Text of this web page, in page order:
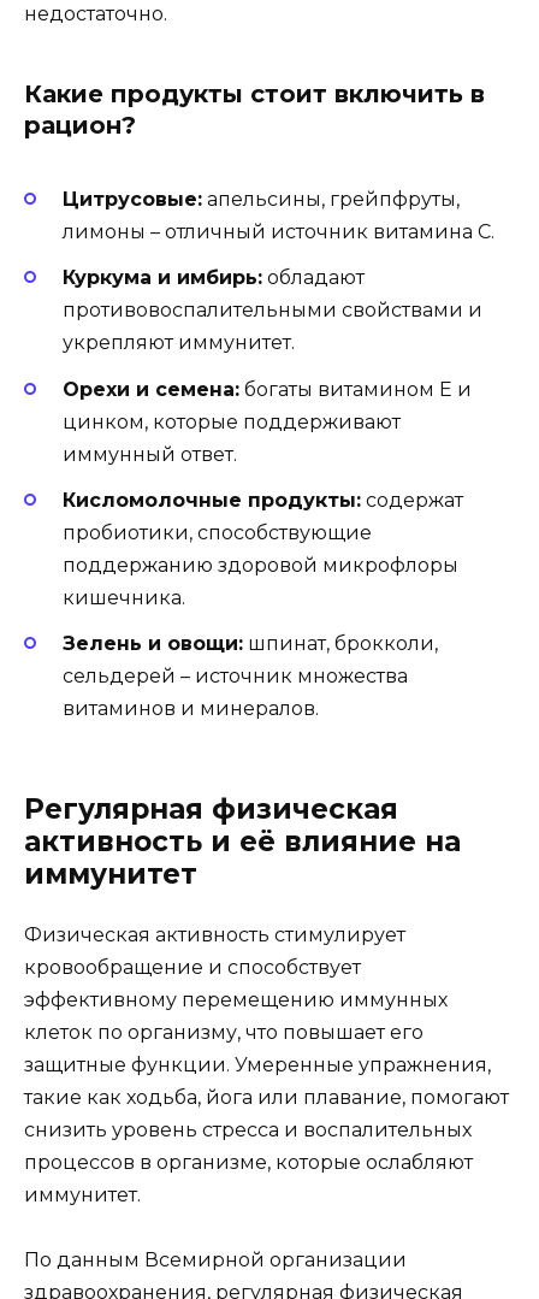
недостаточно.
Какие продукты стоит включить в
рацион?
Цитрусовые: апельсины, грейпфруты,
лимоны – отличный источник витамина С.
Куркума и имбирь: обладают
противовоспалительными свойствами и
укрепляют иммунитет.
Орехи и семена: богаты витамином Е и
цинком, которые поддерживают
иммунный ответ.
Кисломолочные продукты: содержат
пробиотики, способствующие
поддержанию здоровой микрофлоры
кишечника.
Зелень и овощи: шпинат, брокколи,
сельдерей – источник множества
витаминов и минералов.
Регулярная физическая
активность и её влияние на
иммунитет
Физическая активность стимулирует
кровообращение и способствует
эффективному перемещению иммунных
клеток по организму, что повышает его
защитные функции. Умеренные упражнения,
такие как ходьба, йога или плавание, помогают
снизить уровень стресса и воспалительных
процессов в организме, которые ослабляют
иммунитет.
По данным Всемирной организации
здравоохранения, регулярная физическая